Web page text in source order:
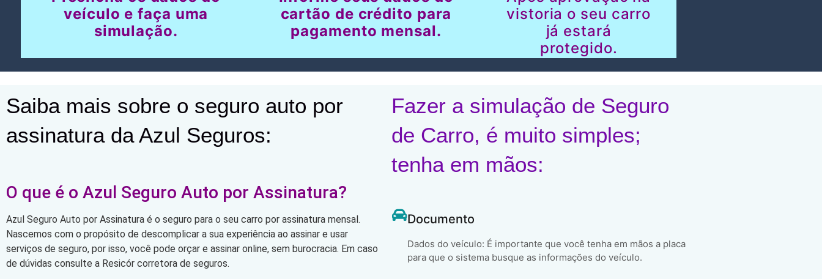
veículo e faça uma
simulação.
cartão de crédito para
pagamento mensal.
vistoria o seu carro
já estará
protegido.
Saiba mais sobre o seguro auto por
assinatura da Azul Seguros:
O que é o Azul Seguro Auto por Assinatura?
Azul Seguro Auto por Assinatura é o seguro para o seu carro por assinatura mensal.
Nascemos com o propósito de descomplicar a sua experiência ao assinar e usar
serviços de seguro, por isso, você pode orçar e assinar online, sem burocracia. Em caso
de dúvidas consulte a Resicór corretora de seguros.
Fazer a simulação de Seguro
de Carro, é muito simples;
tenha em mãos:
Documento
Dados do veículo: É importante que você tenha em mãos a placa
para que o sistema busque as informações do veículo.